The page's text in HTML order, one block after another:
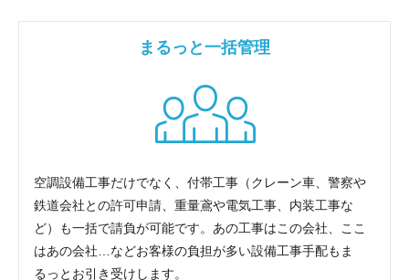
まるっと一括管理
空調設備工事だけでなく、付帯工事（クレーン車、警察や
鉄道会社との許可申請、重量鳶や電気工事、内装工事な
ど）も一括で請負が可能です。あの工事はこの会社、ここ
はあの会社…などお客様の負担が多い設備工事手配もま
るっとお引き受けします。